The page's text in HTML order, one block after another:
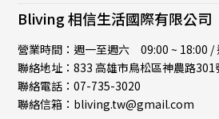
Bliving 相信生活國際有限公司
營業時間：週一至週六 09:00 ~ 18:00 /
聯絡地址：833 高雄市鳥松區神農路301
聯絡電話：07-735-3020
聯絡信箱：bliving.tw@gmail.com